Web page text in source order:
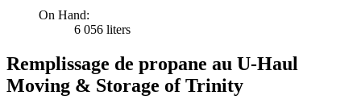
On Hand:
6 056 liters
Remplissage de propane au U-Haul
Moving & Storage of Trinity